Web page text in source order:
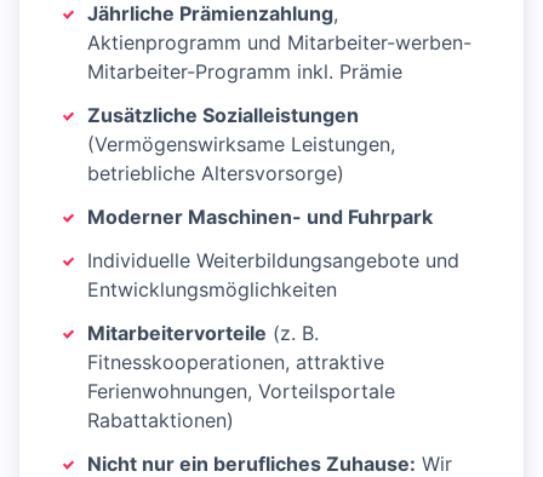
Jährliche Prämienzahlung,
Aktienprogramm und Mitarbeiter-werben-
Mitarbeiter-Programm inkl. Prämie
Zusätzliche Sozialleistungen
(Vermögenswirksame Leistungen,
betriebliche Altersvorsorge)
Moderner Maschinen- und Fuhrpark
Individuelle Weiterbildungsangebote und
Entwicklungsmöglichkeiten
Mitarbeitervorteile (z. B.
Fitnesskooperationen, attraktive
Ferienwohnungen, Vorteilsportale
Rabattaktionen)
Nicht nur ein berufliches Zuhause: Wir